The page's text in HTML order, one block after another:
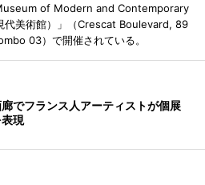
of Modern and Contemporary
代美術館）」（Crescat Boulevard, 89
03）で開催されている。
廊でフランス人アーティストが個展
現